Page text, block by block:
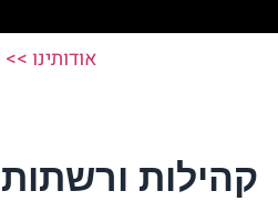
אודותינו >>
קהילות